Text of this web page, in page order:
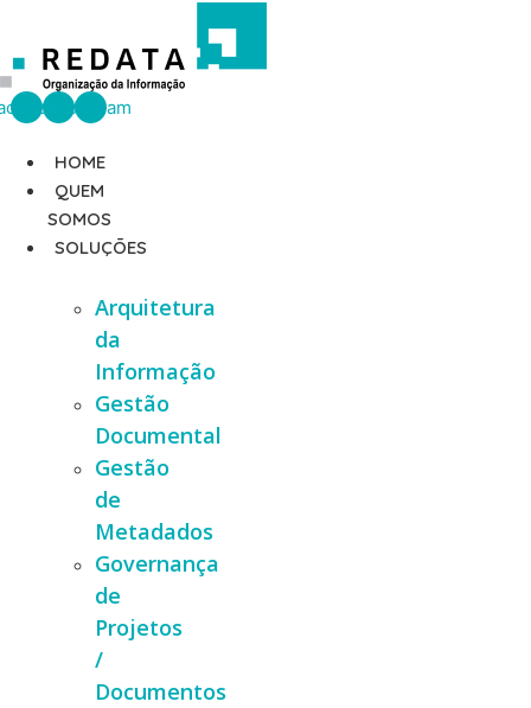
o
conteúdo
LinkedinInstagram
HOME
QUEM
SOMOS
SOLUÇÕES
Arquitetura
da
Informação
Gestão
Documental
Gestão
de
Metadados
Governança
de
Projetos
/
Documentos